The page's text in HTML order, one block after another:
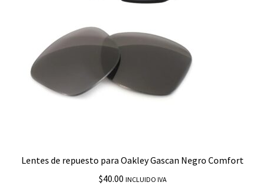
Lentes de repuesto para Oakley Gascan Negro Comfort
$40.00 INCLUIDO IVA